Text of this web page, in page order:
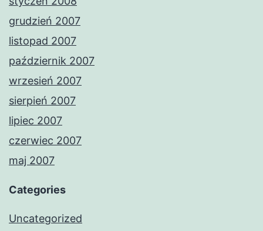
grudzień 2007
listopad 2007
październik 2007
wrzesień 2007
sierpień 2007
lipiec 2007
czerwiec 2007
maj 2007
Categories
Uncategorized